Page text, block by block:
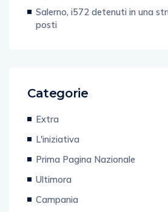
Salerno, i572 detenuti in una
posti
Categorie
Extra
L'iniziativa
Prima Pagina Nazionale
Ultimora
Campania